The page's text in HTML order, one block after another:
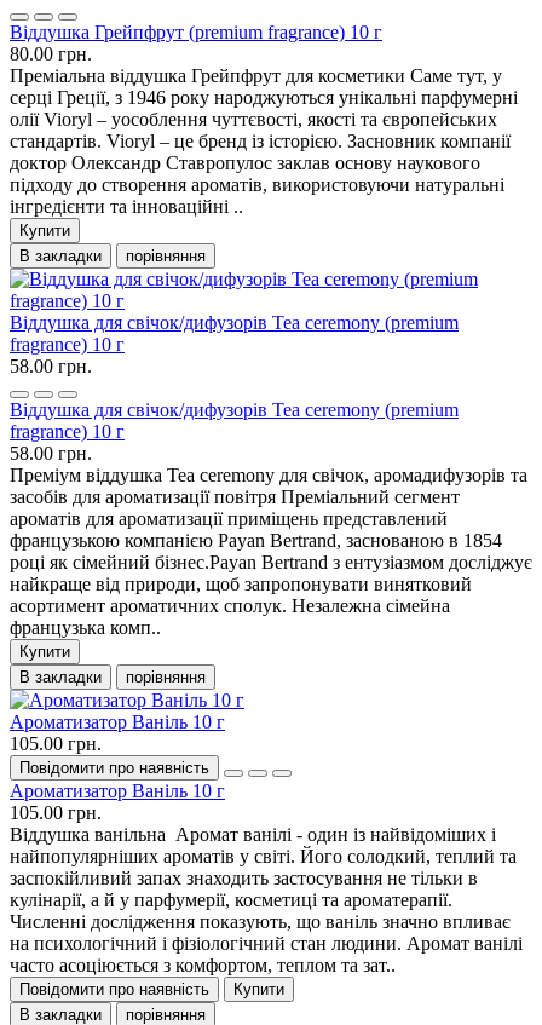
Віддушка Грейпфрут (premium fragrance) 10 г
80.00 грн.
Преміальна віддушка Грейпфрут для косметики Саме тут, у
серці Греції, з 1946 року народжуються унікальні парфумерні
олії Vioryl – уособлення чуттєвості, якості та європейських
стандартів. Vioryl – це бренд із історією. Засновник компанії
доктор Олександр Ставропулос заклав основу наукового
підходу до створення ароматів, використовуючи натуральні
інгредієнти та інноваційні ..
Купити
В закладки
порівняння
Віддушка для свічок/дифузорів Tea ceremony (premium
fragrance) 10 г
58.00 грн.
Віддушка для свічок/дифузорів Tea ceremony (premium
fragrance) 10 г
58.00 грн.
Преміум віддушка Tea ceremony для свічок, аромадифузорів та
засобів для ароматизації повітря Преміальний сегмент
ароматів для ароматизації приміщень представлений
французькою компанією Payan Bertrand, заснованою в 1854
році як сімейний бізнес.Payan Bertrand з ентузіазмом досліджує
найкраще від природи, щоб запропонувати винятковий
асортимент ароматичних сполук. Незалежна сімейна
французька комп..
Купити
В закладки
порівняння
Ароматизатор Ваніль 10 г
105.00 грн.
Повідомити про наявність
Ароматизатор Ваніль 10 г
105.00 грн.
Віддушка ванільна Аромат ванілі - один із найвідоміших і
найпопулярніших ароматів у світі. Його солодкий, теплий та
заспокійливий запах знаходить застосування не тільки в
кулінарії, а й у парфумерії, косметиці та ароматерапії.
Численні дослідження показують, що ваніль значно впливає
на психологічний і фізіологічний стан людини. Аромат ванілі
часто асоціюється з комфортом, теплом та зат..
Повідомити про наявність
Купити
В закладки
порівняння